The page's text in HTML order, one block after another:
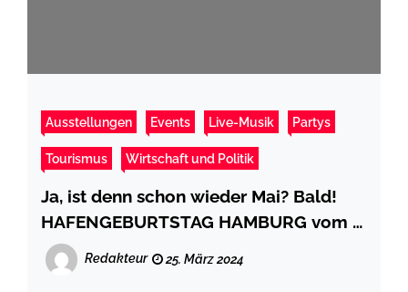
Ausstellungen Events Live-Musik Partys
Tourismus Wirtschaft und Politik
Ja, ist denn schon wieder Mai? Bald!
HAFENGEBURTSTAG HAMBURG vom 9.
bis 12. Mai 2024
Redakteur 25. März 2024